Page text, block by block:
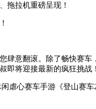
拖拉机重磅呈现！
肆意翻滚。除了畅快赛
即将迎接最新的疯狂挑战
虐心赛车手游《登山赛车